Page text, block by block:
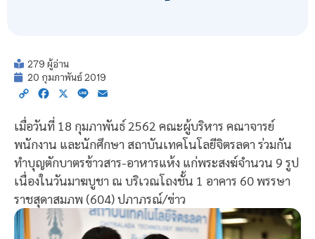
279 ผู้อ่าน
20 กุมภาพันธ์ 2019
Copy Facebook
X Line
เมื่อวันที่ 18 กุมภาพันธ์ 2562 คณะผู้บริหาร คณาจารย์
พนักงาน และนักศึกษา สถาบันเทคโนโลยีจิตรลดา ร่วมกัน
ทำบุญตักบาตรข้าวสาร-อาหารแห้ง แก่พระสงฆ์จำนวน 9 รูป
เนื่องในวันมาฆบูชา ณ บริเวณโถงชั้น 1 อาคาร 60 พรรษา
ราชสุดาสมภพ (604) ปภาภรณ์/ข่าว